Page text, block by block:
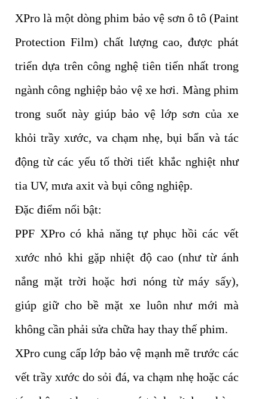
XPro là một dòng phim bảo vệ sơn ô tô (Paint
Protection Film) chất lượng cao, được phát
triển dựa trên công nghệ tiên tiến nhất trong
ngành công nghiệp bảo vệ xe hơi. Màng phim
trong suốt này giúp bảo vệ lớp sơn của xe
khỏi trầy xước, va chạm nhẹ, bụi bẩn và tác
động từ các yếu tố thời tiết khắc nghiệt như
tia UV, mưa axit và bụi công nghiệp.
Đặc điểm nổi bật:
PPF XPro có khả năng tự phục hồi các vết
xước nhỏ khi gặp nhiệt độ cao (như từ ánh
nắng mặt trời hoặc hơi nóng từ máy sấy),
giúp giữ cho bề mặt xe luôn như mới mà
không cần phải sửa chữa hay thay thế phim.
XPro cung cấp lớp bảo vệ mạnh mẽ trước các
vết trầy xước do sỏi đá, va chạm nhẹ hoặc các